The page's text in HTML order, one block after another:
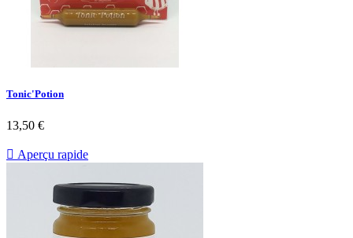
Tonic'Potion
13,50 €
 Aperçu rapide